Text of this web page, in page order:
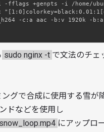
-fflags +genpts -i /home/
-c:a aac -b:v 1920k
sudo nginx -t で文法のチェ
グで合成に使用する雪が
ドなどを使用し
にアップロ